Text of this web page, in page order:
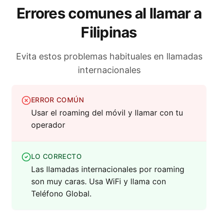
Errores comunes al llamar a
Filipinas
Evita estos problemas habituales en llamadas
internacionales
ERROR COMÚN
Usar el roaming del móvil y llamar con tu
operador
LO CORRECTO
Las llamadas internacionales por roaming
son muy caras. Usa WiFi y llama con
Teléfono Global.